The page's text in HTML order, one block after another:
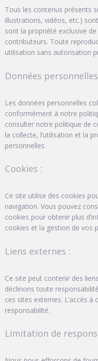
Tous les contenus présents
illustrations, vidéos, etc.)
sont la propriété exclusive
contributeurs. Toute
utilisation sans autorisation
Données
Les données personnelles
conformément à notre
consulter notre politique de
la collecte, l’utilisation et la
personnelles.
Cookies :
Ce site utilise des cookies
navigation. Vous pouvez
cookies pour obtenir plus
cookies et la gestion de vos
Liens externes :
Ce site peut contenir des
déclinons toute
ces sites externes. L’accès
responsabilité.
Limitation de